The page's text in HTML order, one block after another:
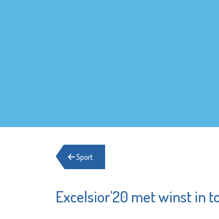
Sport
Excelsior'20 met winst in